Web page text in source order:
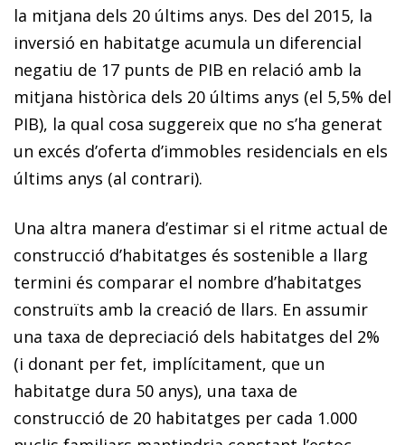
la mitjana dels 20 últims anys. Des del 2015, la
inversió en habitatge acumula un diferencial
negatiu de 17 punts de PIB en relació amb la
mitjana històrica dels 20 últims anys (el 5,5% del
PIB), la qual cosa suggereix que no s’ha generat
un excés d’oferta d’immobles residencials en els
últims anys (al contrari).
Una altra manera d’estimar si el ritme actual de
construcció d’habitatges és sostenible a llarg
termini és comparar el nombre d’habitatges
construïts amb la creació de llars. En assumir
una taxa de depreciació dels habitatges del 2%
(i donant per fet, implícitament, que un
habitatge dura 50 anys), una taxa de
construcció de 20 habitatges per cada 1.000